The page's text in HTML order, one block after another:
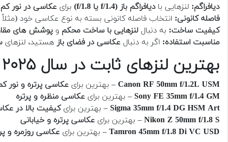
دیافراگم: لنزهایی با دیافراگم باز (f/1.4 یا f/1.8) برای عکاسی در نور کم
فاصله کانونی: انتخاب فاصله کانونی بسته به نوع عکاسی خود (مثلاً
کیفیت ساخت: به دنبال لنزهایی با ساخت محکم و پوشش های
مناسبت استفاده: اگر به دنبال عکاسی در فضای باز هستید، لنزهای
بهترین لنزهای ثابت در سال ۲۰۲۵
Canon RF 50mm f/1.2L USM – بهترین برای عکاسی پرتره و نور
Sony FE 35mm f/1.4 GM – بهترین برای عکاسی منظره و پرتره
Sigma 35mm f/1.4 DG HSM Art – بهترین برایکیفیت بالا در
Nikon Z 50mm f/1.8 S – بهترین برای عکاسی پرتره و خیابانی
Tamron 45mm f/1.8 Di VC USD – بهترین برای عکاسی روزمره و